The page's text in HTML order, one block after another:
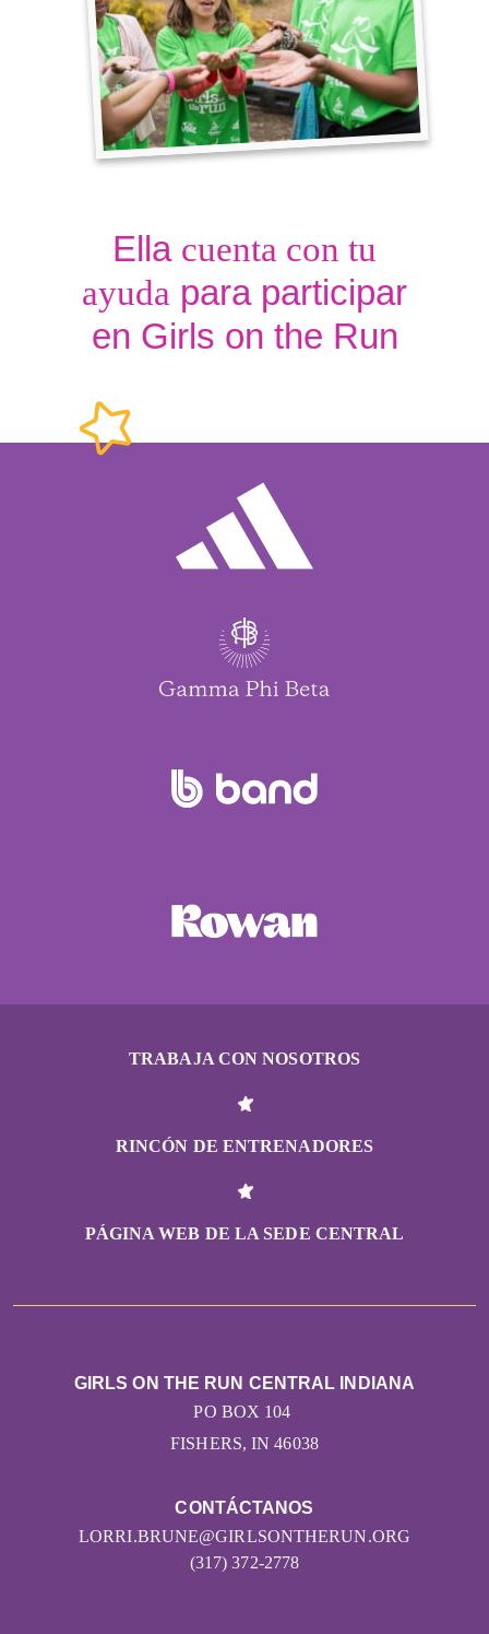
Ella cuenta con tu
ayuda para participar
en Girls on the Run
TRABAJA CON NOSOTROS
RINCÓN DE ENTRENADORES
PÁGINA WEB DE LA SEDE CENTRAL
CONTÁCTANOS
LORRI.BRUNE@GIRLSONTHERUN.ORG
(317) 372-2778
GIRLS ON THE RUN CENTRAL INDIANA
PO BOX 104
FISHERS, IN 46038